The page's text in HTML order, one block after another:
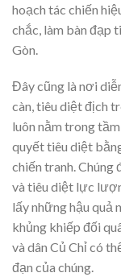
hoạch tác chiến
chắc, làm bàn đạp
Gòn.
Đây cũng là nơi
càn, tiêu diệt địch
luôn nằm trong
quyết tiêu diệt
chiến tranh. Chúng
và tiêu diệt lực
lấy những hậu quả
khủng khiếp đối
và dân Củ Chỉ có
đạn của chúng.